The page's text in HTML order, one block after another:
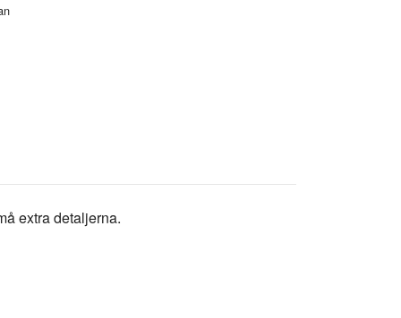
extra detaljerna.